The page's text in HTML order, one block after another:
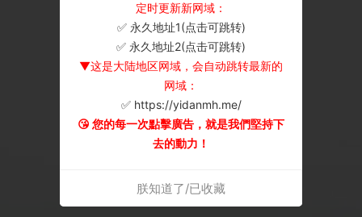
定时更新新网域：
✅ 永久地址1(点击可跳转)
✅ 永久地址2(点击可跳转)
▼这是大陆地区网域，会自动跳转最新的
网域：
✅ https://yidanmh.me/
😘 您的每一次點擊廣告，就是我們堅持下
去的動力！
朕知道了/已收藏